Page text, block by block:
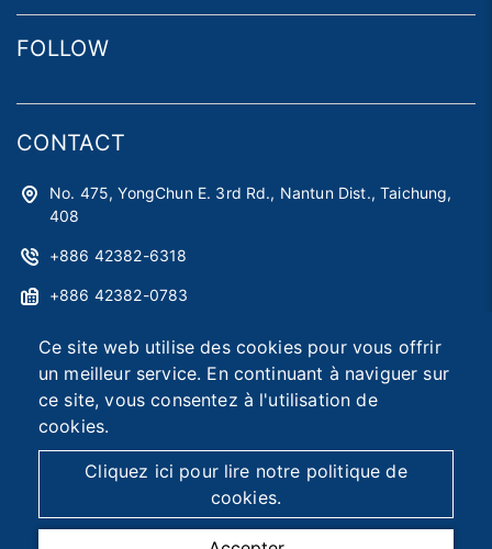
Ce site web utilise des cookies pour vous offrir
un meilleur service. En continuant à naviguer sur
ce site, vous consentez à l'utilisation de
cookies.
Cliquez ici pour lire notre politique de
cookies.
FOLLOW
CONTACT
No. 475, YongChun E. 3rd Rd., Nantun Dist., Taichung,
408
+886 42382-6318
+886 42382-0783
roger@astag.com
2026 © Asia Smart Tag Co., Ltd. Designed by首岳資訊
Plan du site